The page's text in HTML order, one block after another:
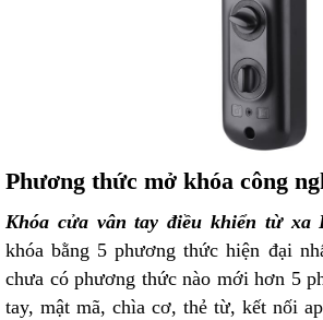
Phương thức mở khóa công
Khóa cửa vân tay điều khiển từ xa
khóa bằng 5 phương thức hiện đại
chưa có phương thức nào mới hơn 5
tay, mật mã, chìa cơ, thẻ từ, kết nối